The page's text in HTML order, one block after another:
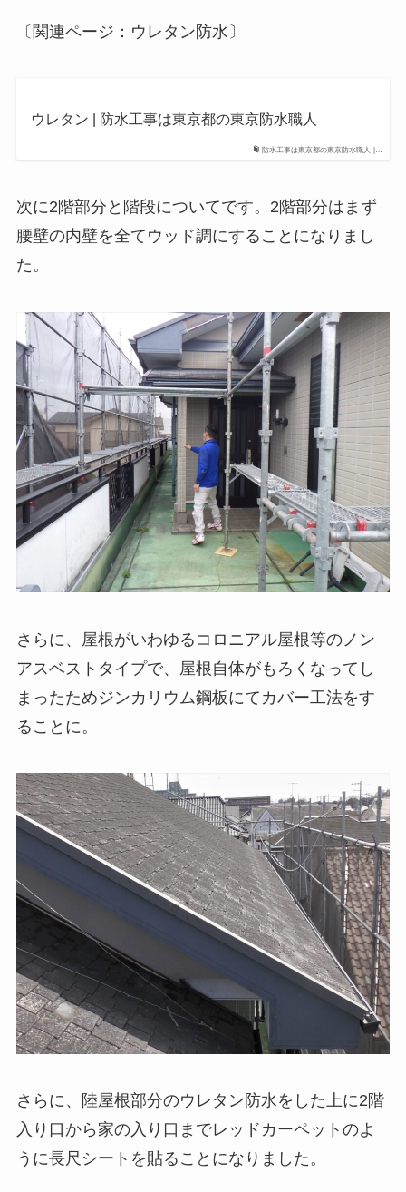
〔関連ページ：ウレタン防水〕
防水工事は東京都の東京防水職人 |…
ウレタン | 防水工事は東京都の東京防水職人
次に2階部分と階段についてです。2階部分はまず
腰壁の内壁を全てウッド調にすることになりまし
た。
さらに、屋根がいわゆるコロニアル屋根等のノン
アスベストタイプで、屋根自体がもろくなってし
まったためジンカリウム鋼板にてカバー工法をす
ることに。
さらに、陸屋根部分のウレタン防水をした上に2階
入り口から家の入り口までレッドカーペットのよ
うに長尺シートを貼ることになりました。